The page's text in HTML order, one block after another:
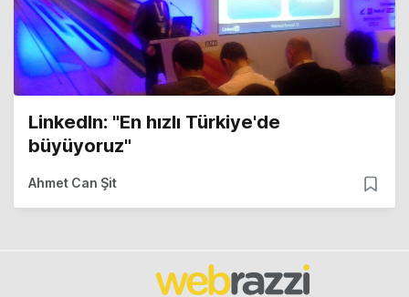
LinkedIn: "En hızlı Türkiye'de
büyüyoruz"
Ahmet Can Şit